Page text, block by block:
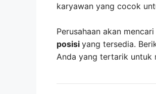
karyawan yang cocok
Perusahaan akan
posisi yang tersedia.
Anda yang tertarik untuk